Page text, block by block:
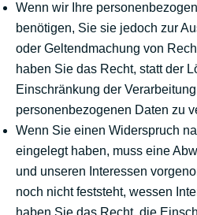
Wenn wir Ihre
benötigen, Sie sie jedoch zur
oder Geltendmachung von
haben Sie das Recht, statt der
Einschränkung der
personenbezogenen Daten zu
Wenn Sie einen Widerspruch
eingelegt haben, muss eine
und unseren Interessen
noch nicht feststeht, wessen
haben Sie das Recht, die